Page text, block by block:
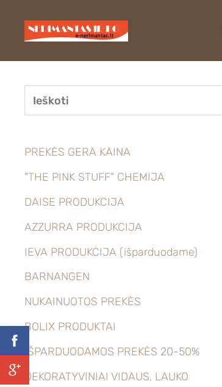
PREKĖS GERA KAINA
"THE PINK STUFF" CHEMIJA
DAISE PRODUKCIJA
AZZURRA PRODUKCIJA
IEVA PRODUKCIJA (išparduodame)
BARNANGEN
NUKAINUOTOS PREKĖS
BOLIX PRODUKTAI
IŠPARDUODAMOS PREKĖS 20-50%
DEKORATYVINIAI VIDAUS, LAUKO